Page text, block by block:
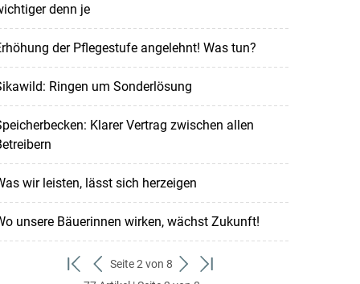
denn je
der Pflegestufe angelehnt! Was tun?
Ringen um Sonderlösung
Klarer Vertrag zwischen allen
wir leisten, lässt sich herzeigen
unsere Bäuerinnen wirken, wächst Zukunft!
zum
zurück
Seite 2 von 8
weiterzum